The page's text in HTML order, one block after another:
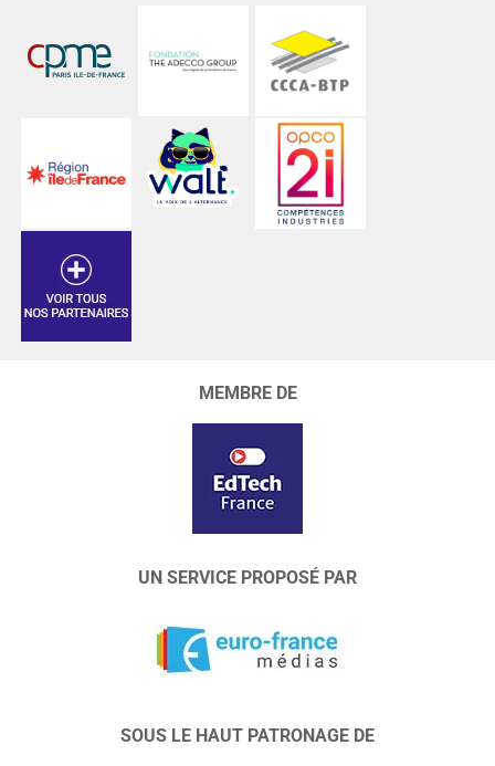
MEMBRE DE
UN SERVICE PROPOSÉ PAR
SOUS LE HAUT PATRONAGE DE